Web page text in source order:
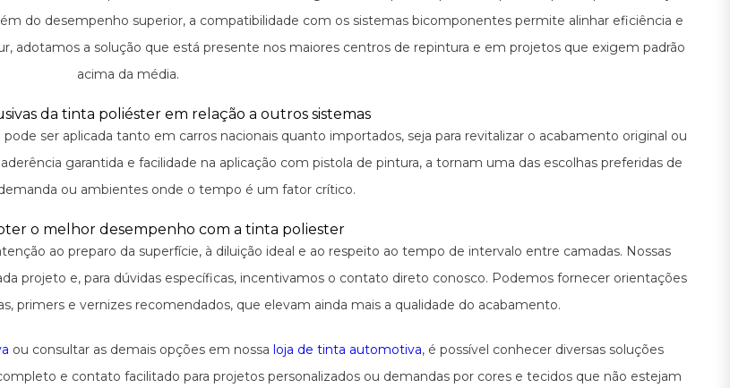
do desempenho superior, a compatibilidade com os sistemas bicomponentes permite alinhar eficiência e
adotamos a solução que está presente nos maiores centros de repintura e em projetos que exigem padrão
acima da média.
da tinta poliéster em relação a outros sistemas
ser aplicada tanto em carros nacionais quanto importados, seja para revitalizar o acabamento original ou
garantida e facilidade na aplicação com pistola de pintura, a tornam uma das escolhas preferidas de
ou ambientes onde o tempo é um fator crítico.
o melhor desempenho com a tinta poliester
ao preparo da superfície, à diluição ideal e ao respeito ao tempo de intervalo entre camadas. Nossas
projeto e, para dúvidas específicas, incentivamos o contato direto conosco. Podemos fornecer orientações
primers e vernizes recomendados, que elevam ainda mais a qualidade do acabamento.
ou consultar as demais opções em nossa loja de tinta automotiva, é possível conhecer diversas soluções
e contato facilitado para projetos personalizados ou demandas por cores e tecidos que não estejam